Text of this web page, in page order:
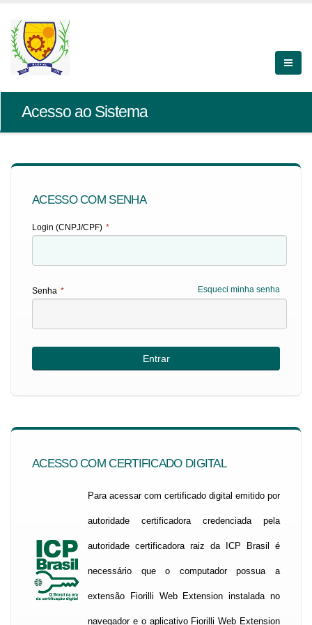
Acesso ao Sistema
ACESSO COM SENHA
Login (CNPJ/CPF) *
Esqueci minha senha
Senha *
ACESSO COM CERTIFICADO DIGITAL
Para acessar com certificado digital emitido por
autoridade certificadora credenciada pela
autoridade certificadora raiz da ICP Brasil é
necessário que o computador possua a
extensão Fiorilli Web Extension instalada no
navegador e o aplicativo Fiorilli Web Extension